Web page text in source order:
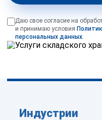
Даю свое согласие на
и принимаю условия
персональных данных.
Индустрии